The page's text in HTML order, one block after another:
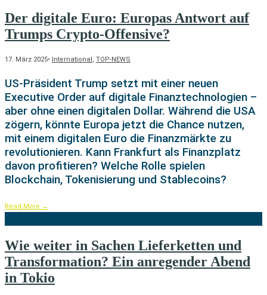
Der digitale Euro: Europas Antwort auf
Trumps Crypto-Offensive?
17. März 2025• International, TOP-NEWS
US-Präsident Trump setzt mit einer neuen
Executive Order auf digitale Finanztechnologien –
aber ohne einen digitalen Dollar. Während die USA
zögern, könnte Europa jetzt die Chance nutzen,
mit einem digitalen Euro die Finanzmärkte zu
revolutionieren. Kann Frankfurt als Finanzplatz
davon profitieren? Welche Rolle spielen
Blockchain, Tokenisierung und Stablecoins?
Read More →
Wie weiter in Sachen Lieferketten und
Transformation? Ein anregender Abend
in Tokio